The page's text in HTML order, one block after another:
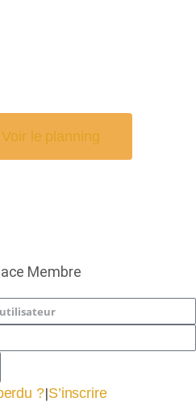
Voir le planning
Membre
?|S’inscrire